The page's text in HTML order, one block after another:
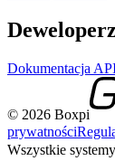
Dokumentacja
© 2026 Boxpi
prywatności
Wszystkie